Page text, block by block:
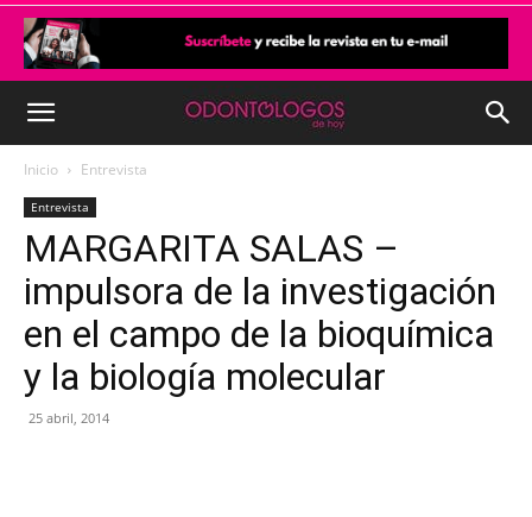
Inicio Entrevista
Entrevista
MARGARITA SALAS –
impulsora de la investigación
en el campo de la bioquímica
y la biología molecular
25 abril, 2014